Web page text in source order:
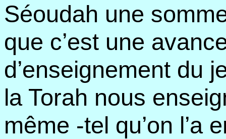
Séoudah une
que c’est une
d’enseignement du
la Torah nous
même -tel qu’on l’a